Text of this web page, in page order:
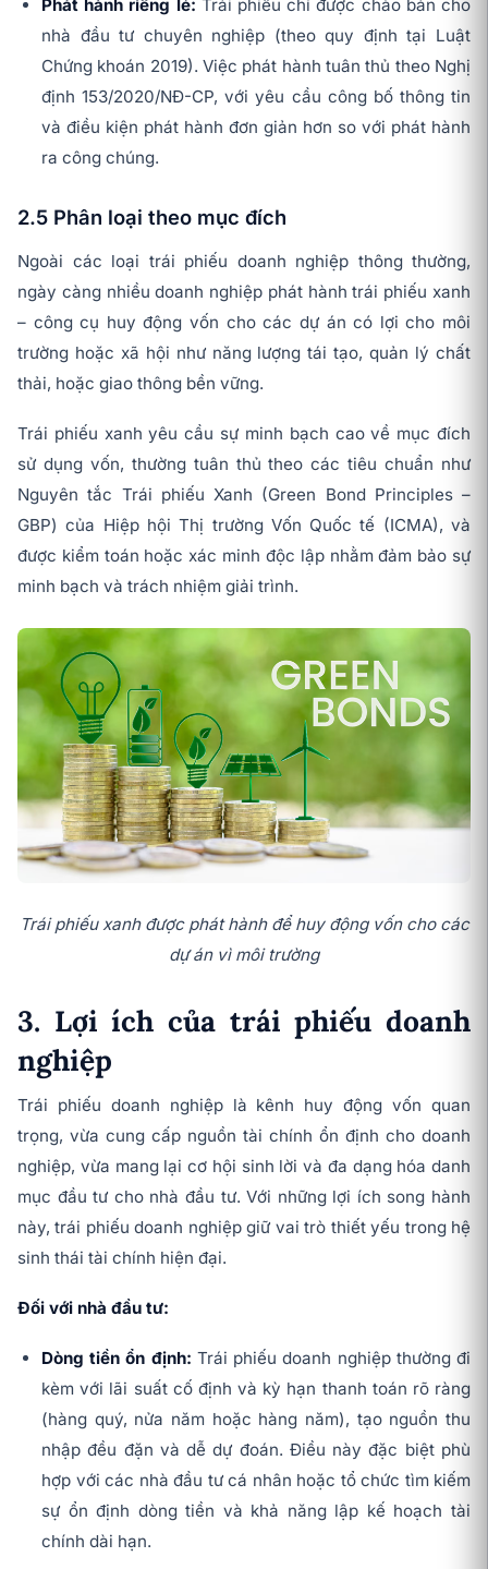
Phát hành riêng lẻ: Trái phiếu chỉ được chào bán cho
nhà đầu tư chuyên nghiệp (theo quy định tại Luật
Chứng khoán 2019). Việc phát hành tuân thủ theo Nghị
định 153/2020/NĐ-CP, với yêu cầu công bố thông tin
và điều kiện phát hành đơn giản hơn so với phát hành
ra công chúng.
2.5 Phân loại theo mục đích
Ngoài các loại trái phiếu doanh nghiệp thông thường,
ngày càng nhiều doanh nghiệp phát hành trái phiếu xanh
– công cụ huy động vốn cho các dự án có lợi cho môi
trường hoặc xã hội như năng lượng tái tạo, quản lý chất
thải, hoặc giao thông bền vững.
Trái phiếu xanh yêu cầu sự minh bạch cao về mục đích
sử dụng vốn, thường tuân thủ theo các tiêu chuẩn như
Nguyên tắc Trái phiếu Xanh (Green Bond Principles –
GBP) của Hiệp hội Thị trường Vốn Quốc tế (ICMA), và
được kiểm toán hoặc xác minh độc lập nhằm đảm bảo sự
minh bạch và trách nhiệm giải trình.
Trái phiếu xanh được phát hành để huy động vốn cho các
dự án vì môi trường
3. Lợi ích của trái phiếu doanh
nghiệp
Trái phiếu doanh nghiệp là kênh huy động vốn quan
trọng, vừa cung cấp nguồn tài chính ổn định cho doanh
nghiệp, vừa mang lại cơ hội sinh lời và đa dạng hóa danh
mục đầu tư cho nhà đầu tư. Với những lợi ích song hành
này, trái phiếu doanh nghiệp giữ vai trò thiết yếu trong hệ
sinh thái tài chính hiện đại.
Đối với nhà đầu tư:
Dòng tiền ổn định: Trái phiếu doanh nghiệp thường đi
kèm với lãi suất cố định và kỳ hạn thanh toán rõ ràng
(hàng quý, nửa năm hoặc hàng năm), tạo nguồn thu
nhập đều đặn và dễ dự đoán. Điều này đặc biệt phù
hợp với các nhà đầu tư cá nhân hoặc tổ chức tìm kiếm
sự ổn định dòng tiền và khả năng lập kế hoạch tài
chính dài hạn.